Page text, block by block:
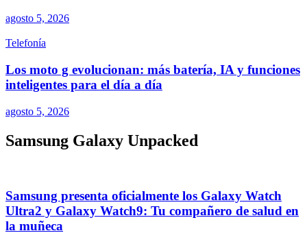
agosto 5, 2026
Telefonía
Los moto g evolucionan: más batería, IA y funciones
inteligentes para el día a día
agosto 5, 2026
Samsung Galaxy Unpacked
Samsung presenta oficialmente los Galaxy Watch
Ultra2 y Galaxy Watch9: Tu compañero de salud en
la muñeca